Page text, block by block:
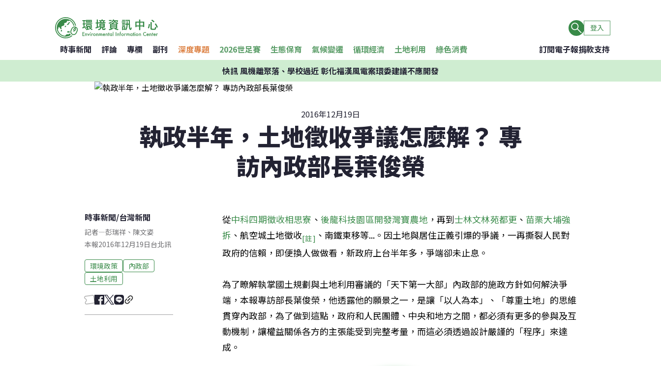
登入
時事新聞 評論 專欄 副刊 深度專題 2026世足賽 生態保育 氣候變遷 循環經濟 土地利用 綠色消費 訂閱電子報捐款支持
快訊風機離聚落、學校過近 彰化福漢風電案環委建議不應開發
2016年12月19日
執政半年，土地徵收爭議怎麼解？ 專
訪內政部長葉俊榮
時事新聞/台灣新聞
記者—彭瑞祥 、 陳文姿
本報2016年12月19日台北訊
環境政策
內政部
土地利用
從中科四期徵收相思寮 、 後龍科技園區開發灣寶農地 ，再到士林文林苑都更 、 苗栗大埔強
拆 、航空城土地徵收[註] 、南鐵東移等...。因土地與居住正義引爆的爭議，一再撕裂人民對
政府的信賴，即便換人做做看，新政府上台半年多，爭端卻未止息。
為了瞭解執掌國土規劃與土地利用審議的「天下第一大部」內政部的施政方針如何解決爭
端，本報專訪部長葉俊榮，他透露他的願景之一，是讓「以人為本」、「尊重土地」的思維
貫穿內政部，為了做到這點，政府和人民團體、中央和地方之間，都必須有更多的參與及互
動機制，讓權益關係各方的主張能受到完整考量，而這必須透過設計嚴謹的「程序」來達
成。